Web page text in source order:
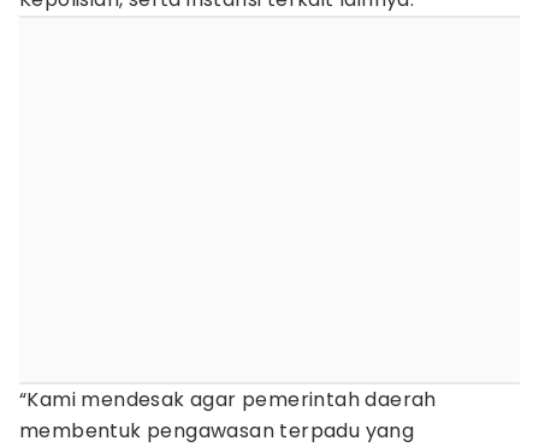
“Kami mendesak agar pemerintah daerah
membentuk pengawasan terpadu yang